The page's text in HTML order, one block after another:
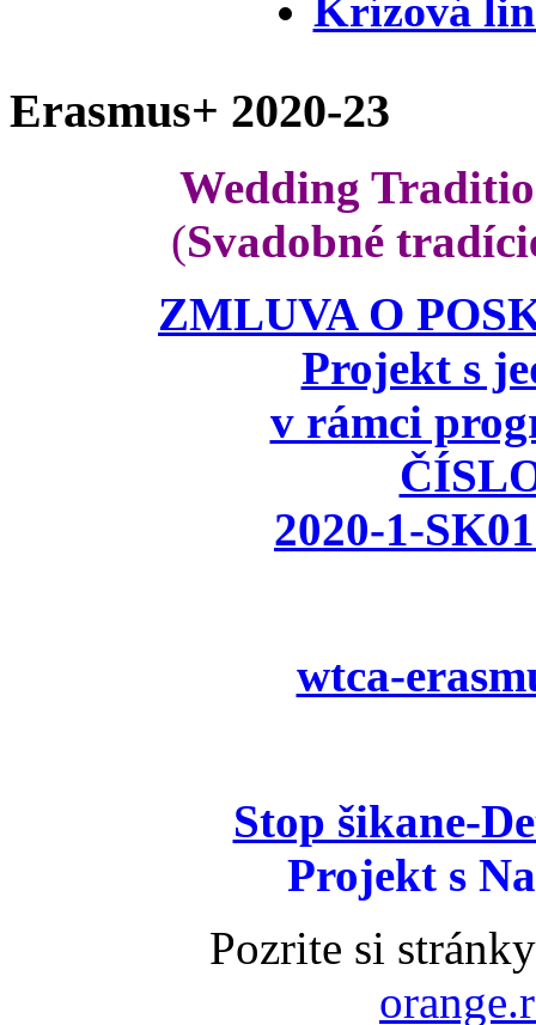
Krízová
Erasmus+ 2020-23
Wedding
(Svadobné
ZMLUVA O
Projekt s
v rámci
2020-1-
wtca-
Stop šikane-
Projekt s
Pozrite si